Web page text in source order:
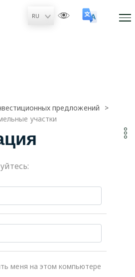
предложений
участки
меня на этом компьютере